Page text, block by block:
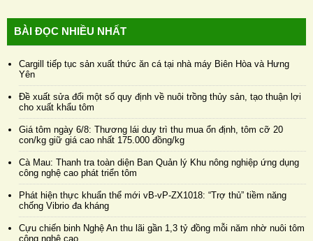
BÀI ĐỌC NHIỀU NHẤT
Cargill tiếp tục sản xuất thức ăn cá tại nhà máy Biên Hòa và Hưng
Yên
Đề xuất sửa đổi một số quy định về nuôi trồng thủy sản, tạo thuận lợi
cho xuất khẩu tôm
Giá tôm ngày 6/8: Thương lái duy trì thu mua ổn định, tôm cỡ 20
con/kg giữ giá cao nhất 175.000 đồng/kg
Cà Mau: Thanh tra toàn diện Ban Quản lý Khu nông nghiệp ứng dụng
công nghệ cao phát triển tôm
Phát hiện thực khuẩn thể mới vB-vP-ZX1018: “Trợ thủ” tiềm năng
chống Vibrio đa kháng
Cựu chiến binh Nghệ An thu lãi gần 1,3 tỷ đồng mỗi năm nhờ nuôi tôm
công nghệ cao